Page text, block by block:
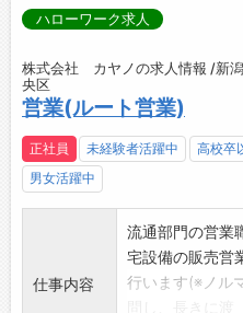
ハローワーク求人
株式会社 カヤノの求人情報 /新
央区
営業(ルート営業)
正社員 未経験者活躍中
高校卒
男女活躍中
仕事内容
流通部門の営業
宅設備の販売営
行います(※ノル